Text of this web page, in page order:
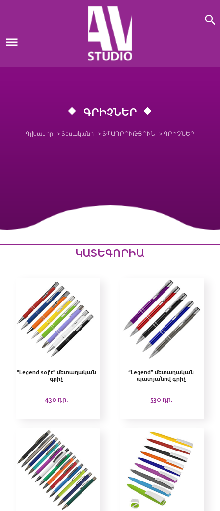
ԳՐԻՉՆԵՐ
Գլխավոր -> Տեսականի -> ՏՊԱԳՐՈՒԹՅՈՒՆ -> ԳՐԻՉՆԵՐ
ԿԱՏԵԳՈՐԻԱ
“Legend soft” մետաղական
գրիչ
430 դր.
“Legend” մետաղական
պատյանով գրիչ
530 դր.